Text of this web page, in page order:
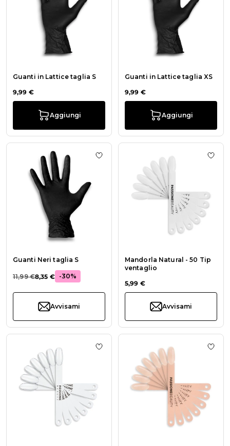
Guanti in Lattice taglia S
9,99 €
Aggiungi
Guanti in Lattice taglia XS
9,99 €
Aggiungi
Guanti Neri taglia S
11,99 €8,35 € -30%
Avvisami
Aggiungi alla wishlist Guanti Neri
Mandorla Natural - 50 Tip
ventaglio
5,99 €
Avvisami
Aggiungi alla wishlist Mandorla